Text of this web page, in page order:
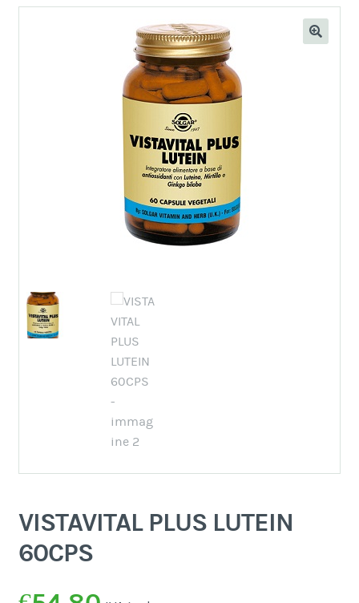
VISTAVITAL PLUS LUTEIN
60CPS